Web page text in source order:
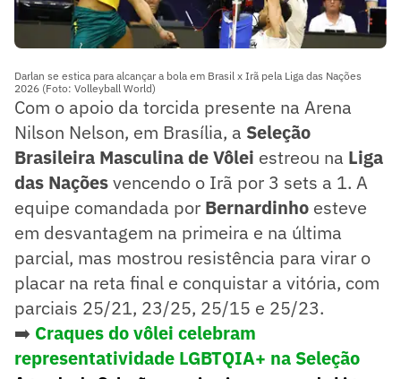
Darlan se estica para alcançar a bola em Brasil x Irã pela Liga das Nações
2026 (Foto: Volleyball World)
Com o apoio da torcida presente na Arena
Nilson Nelson, em Brasília, a Seleção
Brasileira Masculina de Vôlei estreou na Liga
das Naçõesvencendo o Irã por 3 sets a 1. A
equipe comandada por Bernardinho esteve
em desvantagem na primeira e na última
parcial, mas mostrou resistência para virar o
placar na reta final e conquistar a vitória, com
parciais 25/21, 23/25, 25/15 e 25/23.
➡️ Craques do vôlei celebram
representatividade LGBTQIA+ na Seleção